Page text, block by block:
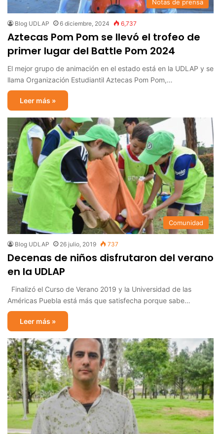
Notas de prensa
Blog UDLAP 6 diciembre, 2024 6,737
Aztecas Pom Pom se llevó el trofeo de
primer lugar del Battle Pom 2024
El mejor grupo de animación en el estado está en la UDLAP y se
llama Organización Estudiantil Aztecas Pom Pom,…
Leer más »
Comunidad
Blog UDLAP 26 julio, 2019 737
Decenas de niños disfrutaron del verano
en la UDLAP
Finalizó el Curso de Verano 2019 y la Universidad de las
Américas Puebla está más que satisfecha porque sabe…
Leer más »